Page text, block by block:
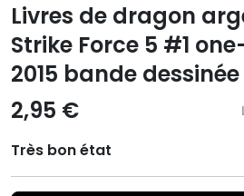
Livres de dragon
Strike Force 5 #1
2015 bande dessinée
2,95 €
Très bon état